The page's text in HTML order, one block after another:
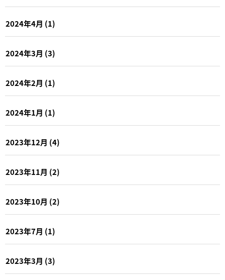
2024年4月 (1)
2024年3月 (3)
2024年2月 (1)
2024年1月 (1)
2023年12月 (4)
2023年11月 (2)
2023年10月 (2)
2023年7月 (1)
2023年3月 (3)